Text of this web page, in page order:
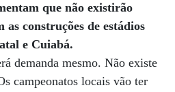
que não existirão
construções de estádios
e Cuiabá.
demanda mesmo. Não existe
campeonatos locais vão ter